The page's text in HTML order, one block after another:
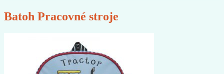
Batoh Pracovné stroje